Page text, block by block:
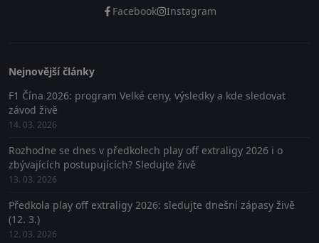
Facebook Instagram
Nejnovější články
F1 Čína 2026: program Velké ceny, výsledky a kde sledovat
závod živě
14. 03. 2026
Rozhodne se dnes v předkolech play off extraligy 2026 i o
zbývajících postupujících? Sledujte živě
13. 03. 2026
Předkola play off extraligy 2026: sledujte dnešní zápasy živě
(12. 3.)
12. 03. 2026